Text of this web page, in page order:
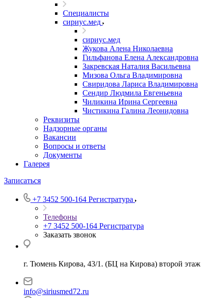
Специалисты
сириус.мед
сириус.мед
Жукова Алена Николаевна
Гильфанова Елена Александровна
Закревская Наталия Васильевна
Мизова Ольга Владимировна
Свиридова Лариса Владимировна
Сендир Людмила Евгеньевна
Чиликина Ирина Сергеевна
Чистикина Галина Леонидовна
Реквизиты
Надзорные органы
Вакансии
Вопросы и ответы
Документы
Галерея
Записаться
+7 3452 500-164 Регистратура
Телефоны
+7 3452 500-164 Регистратура
Заказать звонок
г. Тюмень Кирова, 43/1. (БЦ на Кирова) второй этаж
info@siriusmed72.ru